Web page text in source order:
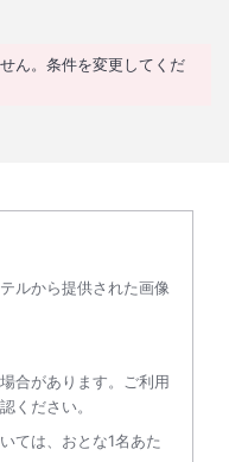
ん。条件を変更してくだ
ルから提供された画像
合があります。ご利用
ください。
ては、おとな1名あた